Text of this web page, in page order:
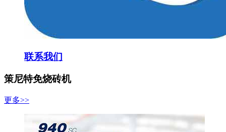
联系我们
策尼特免烧砖机
更多>>